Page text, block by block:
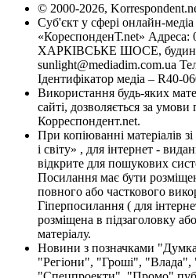
© 2000-2026,
Суб'єкт у сфері онлайн-
«КореспонденТ.net» Адреса:
ХАРКІВСЬКЕ ШОСЕ,
sunlight@mediadim.com.ua
Ідентифікатор медіа – R40-
Використання будь-яких
сайті, дозволяється за
Корреспондент.net.
При копіюванні матеріалів
і світу» , для інтернет -
відкрите для пошукових
Посилання має бути
повного або часткового
Гіперпосилання ( для
розміщена в підзаголовку
матеріалу.
Новини з позначками
"Регіони", "Гроші",